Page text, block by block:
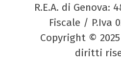
R.E.A. di Genova:
Fiscale / P.Iva
Copyright ©
diritti